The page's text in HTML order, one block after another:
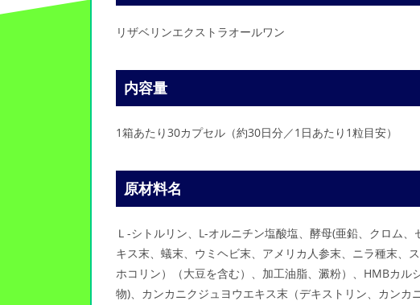
リザベリンエクストラオールワン
内容量
1箱あたり30カプセル（約30日分／1日あたり1粒目安）
原材料名
Ｌ-シトルリン、L-オルニチン塩酸塩、酵母(亜鉛、クロム
キス末、蟻末、ウミヘビ末、アメリカ人参末、ニラ種末、
ホコリン）（大豆を含む）、加工油脂、澱粉）、HMBカ
物)、カンカニクジュヨウエキス末（デキストリン、カン